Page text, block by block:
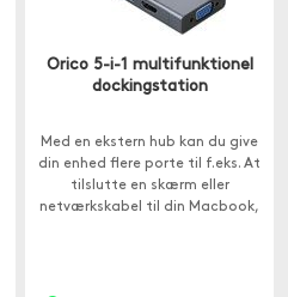
Orico 5-i-1 multifunktionel
dockingstation
Med en ekstern hub kan du give
din enhed flere porte til f.eks. At
tilslutte en skærm eller
netværkskabel til din Macbook,